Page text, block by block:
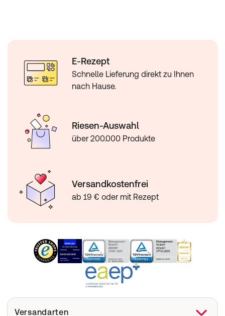
E-Rezept
Schnelle Lieferung direkt zu Ihnen
nach Hause.
Riesen-Auswahl
über 200.000 Produkte
Versandkostenfrei
ab 19 € oder mit Rezept
Versandarten